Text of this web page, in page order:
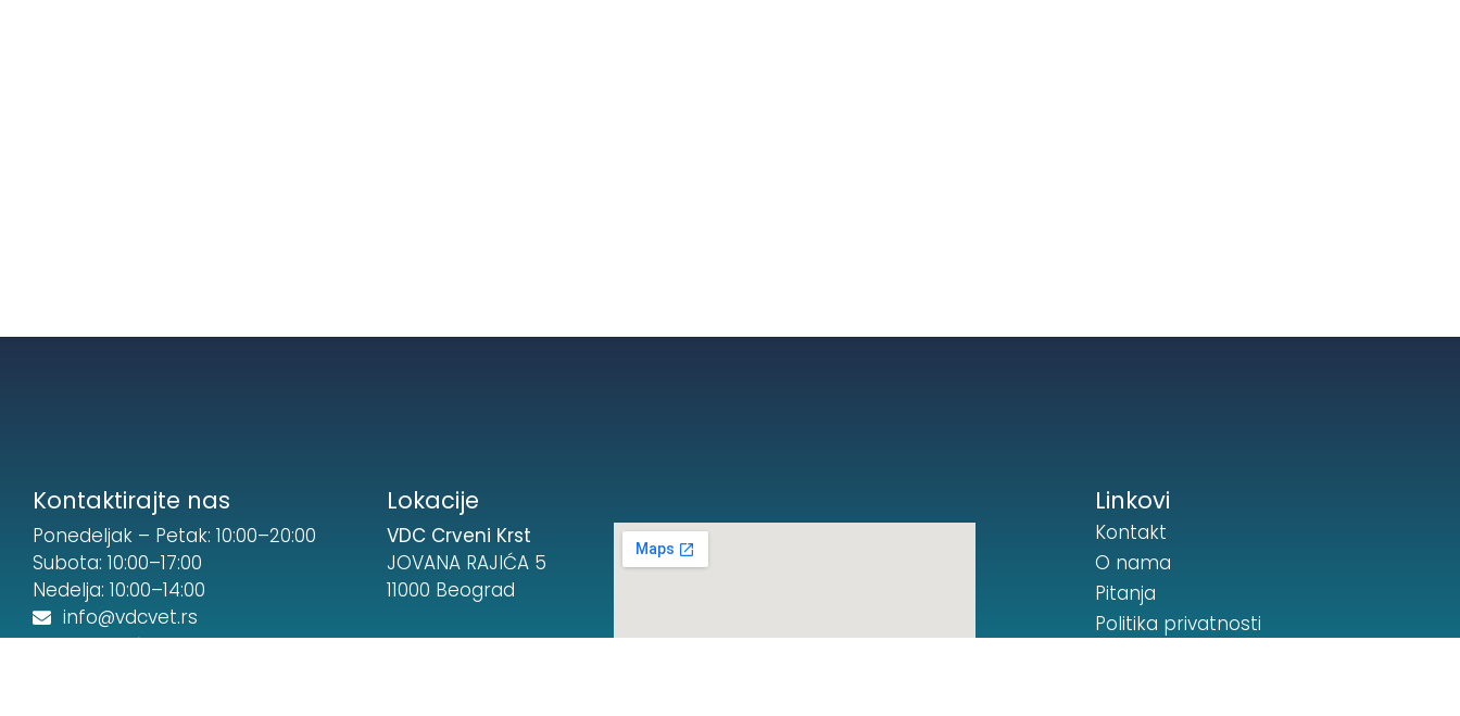
Kontaktirajte nas
Ponedeljak – Petak: 10:00–20:00
Subota: 10:00–17:00
Nedelja: 10:00–14:00
info@vdcvet.rs
Lokacije
VDC Crveni Krst
JOVANA RAJIĆA 5
11000 Beograd
Linkovi
Kontakt
O nama
Pitanja
Politika privatnosti